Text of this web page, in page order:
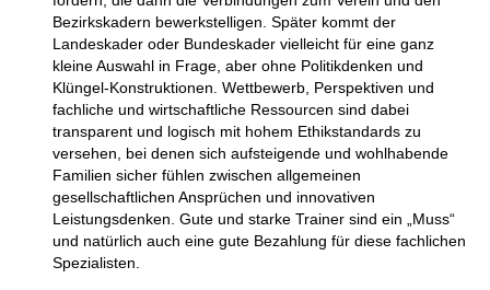
Bezirkskadern bewerkstelligen. Später kommt der
Landeskader oder Bundeskader vielleicht für eine ganz
kleine Auswahl in Frage, aber ohne Politikdenken und
Klüngel-Konstruktionen. Wettbewerb, Perspektiven und
fachliche und wirtschaftliche Ressourcen sind dabei
transparent und logisch mit hohem Ethikstandards zu
versehen, bei denen sich aufsteigende und wohlhabende
Familien sicher fühlen zwischen allgemeinen
gesellschaftlichen Ansprüchen und innovativen
Leistungsdenken. Gute und starke Trainer sind ein „Muss“
und natürlich auch eine gute Bezahlung für diese fachlichen
Spezialisten.